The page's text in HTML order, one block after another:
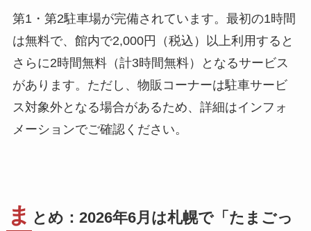
第1・第2駐車場が完備されています。最初の1時間
は無料で、館内で2,000円（税込）以上利用すると
さらに2時間無料（計3時間無料）となるサービス
があります。ただし、物販コーナーは駐車サービ
ス対象外となる場合があるため、詳細はインフォ
メーションでご確認ください。
ま とめ：2026年6月は札幌で「たまごっ